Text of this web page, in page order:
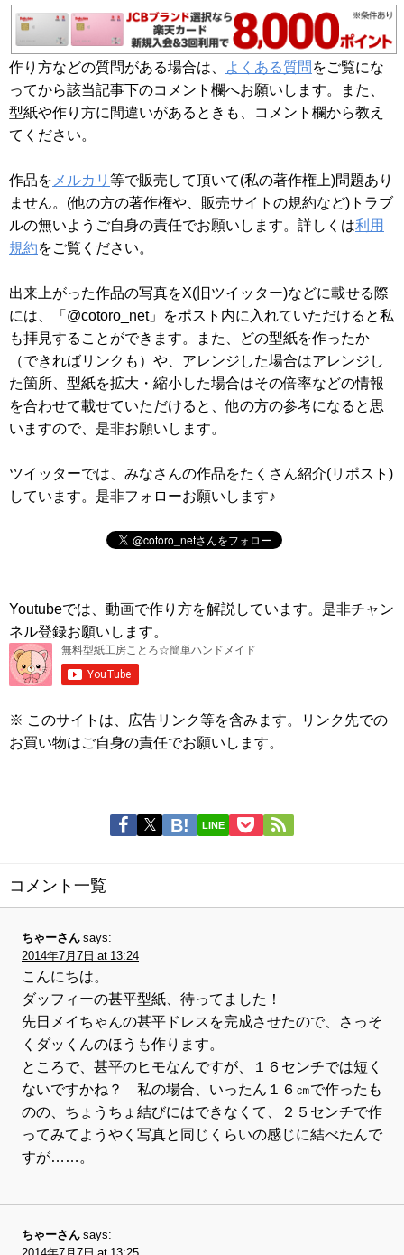
作り方などの質問がある場合は、 よくある質問 をご覧にな
ってから該当記事下のコメント欄へお願いします。また、
型紙や作り方に間違いがあるときも、コメント欄から教え
てください。
作品を メルカリ 等で販売して頂いて(私の著作権上)問題あり
ません。(他の方の著作権や、販売サイトの規約など)トラブ
ルの無いようご自身の責任でお願いします。詳しくは利用
規約をご覧ください。
出来上がった作品の写真をX(旧ツイッター)などに載せる際
には、「@cotoro_net」をポスト内に入れていただけると私
も拝見することができます。また、どの型紙を作ったか
（できればリンクも）や、アレンジした場合はアレンジし
た箇所、型紙を拡大・縮小した場合はその倍率などの情報
を合わせて載せていただけると、他の方の参考になると思
いますので、是非お願いします。
ツイッターでは、みなさんの作品をたくさん紹介(リポスト)
しています。是非フォローお願いします♪
Youtubeでは、動画で作り方を解説しています。是非チャン
ネル登録お願いします。
※ このサイトは、広告リンク等を含みます。リンク先での
お買い物はご自身の責任でお願いします。
LINE
コメント一覧
ちゃーさん says:
2014年7月7日 at 13:24
こんにちは。
ダッフィーの甚平型紙、待ってました！
先日メイちゃんの甚平ドレスを完成させたので、さっそ
くダッくんのほうも作ります。
ところで、甚平のヒモなんですが、１６センチでは短く
ないですかね？ 私の場合、いったん１６㎝で作ったも
のの、ちょうちょ結びにはできなくて、２５センチで作
ってみてようやく写真と同じくらいの感じに結べたんで
すが……。
ちゃーさん says: